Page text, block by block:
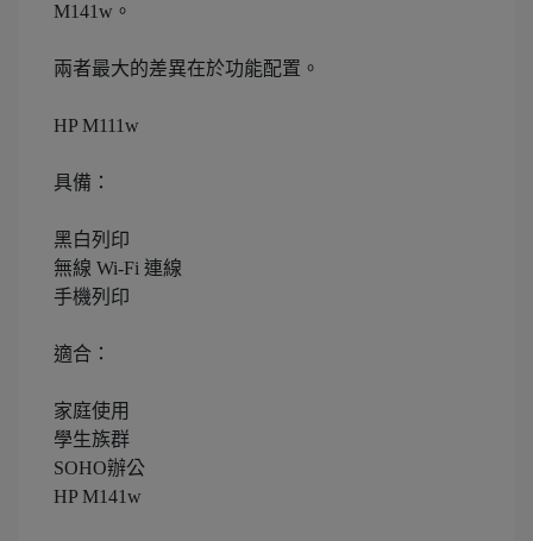
M141w。
兩者最大的差異在於功能配置。
HP M111w
具備：
黑白列印
無線 Wi-Fi 連線
手機列印
適合：
家庭使用
學生族群
SOHO辦公
HP M141w